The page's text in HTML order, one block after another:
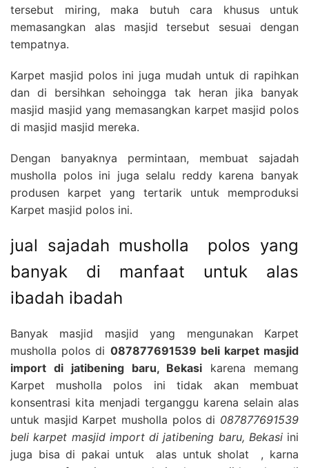
tersebut miring, maka butuh cara khusus untuk
memasangkan alas masjid tersebut sesuai dengan
tempatnya.
Karpet masjid polos ini juga mudah untuk di rapihkan
dan di bersihkan sehoingga tak heran jika banyak
masjid masjid yang memasangkan karpet masjid polos
di masjid masjid mereka.
Dengan banyaknya permintaan, membuat sajadah
musholla polos ini juga selalu reddy karena banyak
produsen karpet yang tertarik untuk memproduksi
Karpet masjid polos ini.
jual sajadah musholla polos yang
banyak di manfaat untuk alas
ibadah ibadah
Banyak masjid masjid yang mengunakan Karpet
musholla polos di 087877691539 beli karpet masjid
import di jatibening baru, Bekasi karena memang
Karpet musholla polos ini tidak akan membuat
konsentrasi kita menjadi terganggu karena selain alas
untuk masjid Karpet musholla polos di 087877691539
beli karpet masjid import di jatibening baru, Bekasiini
juga bisa di pakai untuk alas untuk sholat , karna